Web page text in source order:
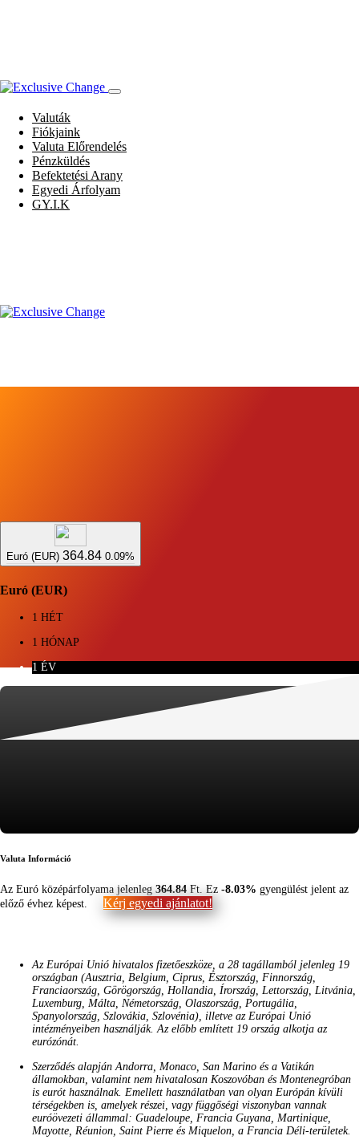
Valuták
Fiókjaink
Valuta Előrendelés
Pénzküldés
Befektetési Arany
Egyedi Árfolyam
GY.I.K
Euró (EUR) 364.84 0.09%
Euró (EUR)
1 HÉT
1 HÓNAP
1 ÉV
Valuta Információ
Az Euró középárfolyama jelenleg 364.84 Ft. Ez -8.03% gyengülést jelent az
előző évhez képest. Kérj egyedi ajánlatot!
Az Európai Unió hivatalos fizetőeszköze, a 28 tagállamból jelenleg 19
országban (Ausztria, Belgium, Ciprus, Észtország, Finnország,
Franciaország, Görögország, Hollandia, Írország, Lettország, Litvánia,
Luxemburg, Málta, Németország, Olaszország, Portugália,
Spanyolország, Szlovákia, Szlovénia), illetve az Európai Unió
intézményeiben használják. Az előbb említett 19 ország alkotja az
eurózónát.
Szerződés alapján Andorra, Monaco, San Marino és a Vatikán
államokban, valamint nem hivatalosan Koszovóban és Montenegróban
is eurót használnak. Emellett használatban van olyan Európán kívüli
térségekben is, amelyek részei, vagy függőségi viszonyban vannak
euróövezeti állammal: Guadeloupe, Francia Guyana, Martinique,
Mayotte, Réunion, Saint Pierre és Miquelon, a Francia Déli-területek.